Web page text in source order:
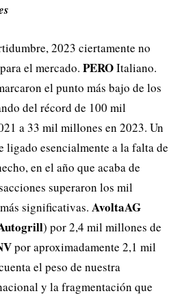
2023 ciertamente no
el mercado. PEROItaliano.
el punto más bajo de los
del récord de 100 mil
a 33 mil millones en 2023. Un
ligado esencialmente a la falta de
en el año que acaba de
superaron los mil
significativas. AvoltaAG
) por 2,4 mil millones de
por aproximadamente 2,1 mil
el peso de nuestra
y la fragmentación que